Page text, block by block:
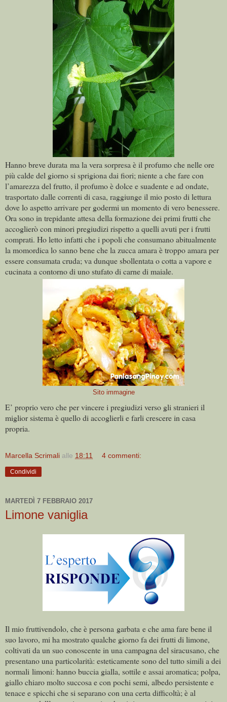
Hanno breve durata ma la vera sorpresa è il profumo che nelle ore
più calde del giorno si sprigiona dai fiori; niente a che fare con
l’amarezza del frutto, il profumo è dolce e suadente e ad ondate,
trasportato dalle correnti di casa, raggiunge il mio posto di lettura
dove lo aspetto arrivare per godermi un momento di vero benessere.
Ora sono in trepidante attesa della formazione dei primi frutti che
accoglierò con minori pregiudizi rispetto a quelli avuti per i frutti
comprati. Ho letto infatti che i popoli che consumano abitualmente
la momordica lo sanno bene che la zucca amara è troppo amara per
essere consumata cruda; va dunque sbollentata o cotta a vapore e
cucinata a contorno di uno stufato di carne di maiale.
Sito immagine
E’ proprio vero che per vincere i pregiudizi verso gli stranieri il
miglior sistema è quello di accoglierli e farli crescere in casa
propria.
Marcella Scrimali alle 18:11 4 commenti:
Condividi
MARTEDÌ 7 FEBBRAIO 2017
Limone vaniglia
Il mio fruttivendolo, che è persona garbata e che ama fare bene il
suo lavoro, mi ha mostrato qualche giorno fa dei frutti di limone,
coltivati da un suo conoscente in una campagna del siracusano, che
presentano una particolarità: esteticamente sono del tutto simili a dei
normali limoni: hanno buccia gialla, sottile e assai aromatica; polpa,
giallo chiaro molto succosa e con pochi semi, albedo persistente e
tenace e spicchi che si separano con una certa difficoltà; è al